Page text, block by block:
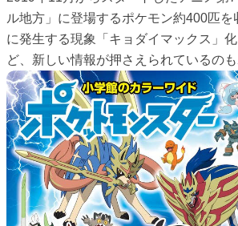
ル地方」に登場するポケモン約400匹
に発生する現象「キョダイマックス」
ど、新しい情報が押さえられているのも